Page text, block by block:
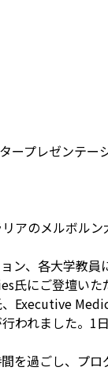
プレゼンテー
アのメルボル
ン、各大学教
氏にご登壇い
Executive
われました。1
を過ごし、プロ